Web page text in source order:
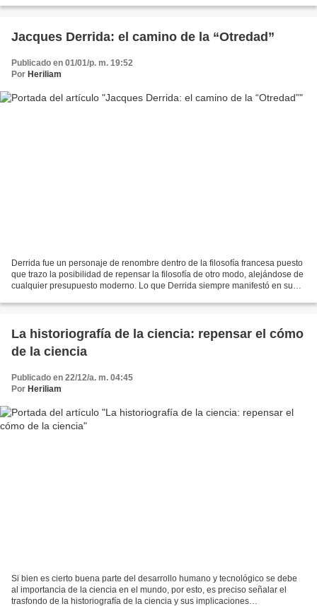
Jacques Derrida: el camino de la “Otredad”
Publicado en 01/01/p. m. 19:52
Por Heriliam
Derrida fue un personaje de renombre dentro de la filosofía francesa puesto
que trazo la posibilidad de repensar la filosofía de otro modo, alejándose de
cualquier presupuesto moderno. Lo que Derrida siempre manifestó en su
La historiografía de la ciencia: repensar el cómo
de la ciencia
Publicado en 22/12/a. m. 04:45
Por Heriliam
Si bien es cierto buena parte del desarrollo humano y tecnológico se debe
al importancia de la ciencia en el mundo, por esto, es preciso señalar el
trasfondo de la historiografía de la ciencia y sus implicaciones